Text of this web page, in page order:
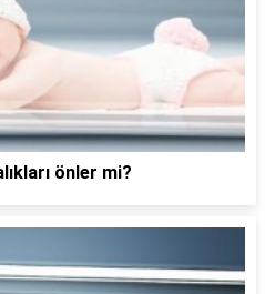
önler mi?